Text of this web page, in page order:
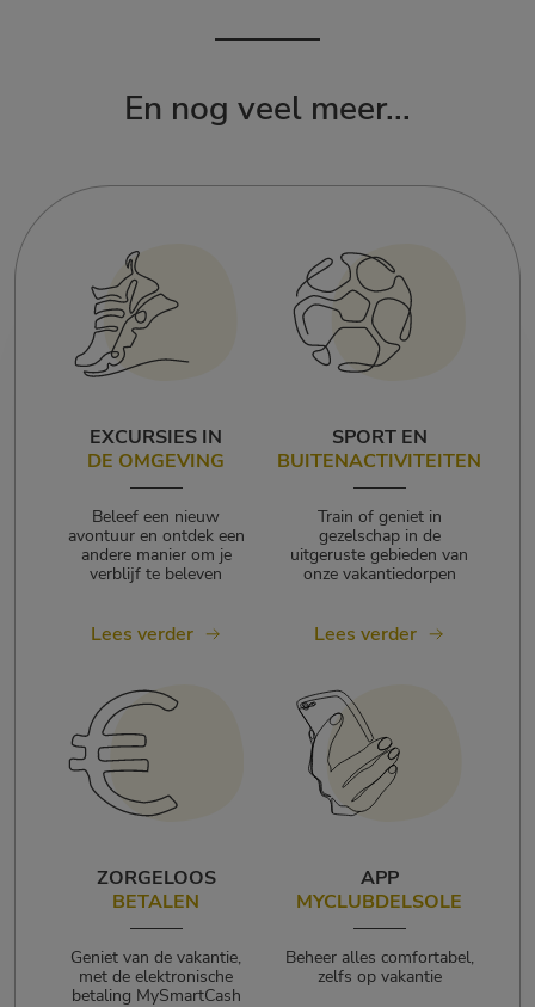
En nog veel meer...
EXCURSIES IN
DE OMGEVING
Beleef een nieuw
avontuur en ontdek een
andere manier om je
verblijf te beleven
Lees verder
SPORT EN
BUITENACTIVITEITEN
Train of geniet in
gezelschap in de
uitgeruste gebieden van
onze vakantiedorpen
Lees verder
ZORGELOOS
BETALEN
Geniet van de vakantie,
met de elektronische
betaling MySmartCash
APP
MYCLUBDELSOLE
Beheer alles comfortabel,
zelfs op vakantie